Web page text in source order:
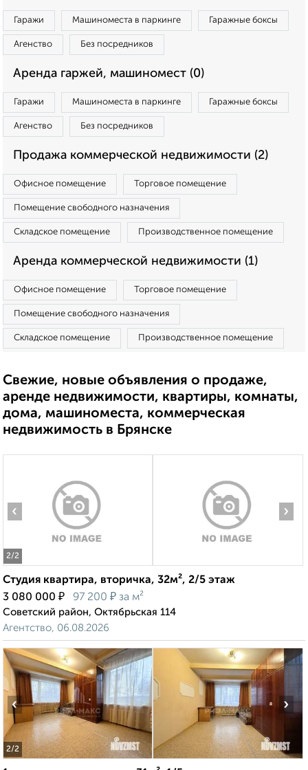
Гаражи Машиноместа в паркинге Гаражные боксы
Агенство Без посредников
Аренда гаржей, машиномест (0)
Гаражи Машиноместа в паркинге Гаражные боксы
Агенство Без посредников
Продажа коммерческой недвижимости (2)
Офисное помещение Торговое помещение
Помещение свободного назначения
Складское помещение Производственное помещение
Аренда коммерческой недвижимости (1)
Офисное помещение Торговое помещение
Помещение свободного назначения
Складское помещение Производственное помещение
Свежие, новые объявления о продаже,
аренде недвижимости, квартиры, комнаты,
дома, машиноместа, коммерческая
недвижимость в Брянске
2/2
‹ ›
Студия квартира, вторичка, 32м², 2/5 этаж
3 080 000 ₽ 97 200 ₽ за м²
Советский район, Октябрьская 114
Агентство, 06.08.2026
2/2
‹ ›